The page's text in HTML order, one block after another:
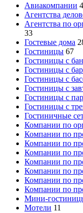
Авиакомпании 4
Агентства
Агентства по
33
Гостевые дома
Гостиницы 67
Гостиницы с
Гостиницы с
Гостиницы с
Гостиницы с
Гостиницы с
Гостиницы с
Гостиничные
Компании по
Компании по
Компании по
Компании по
Компании по
Компании по
Компании по
Компании по
Мини-
Мотели 11